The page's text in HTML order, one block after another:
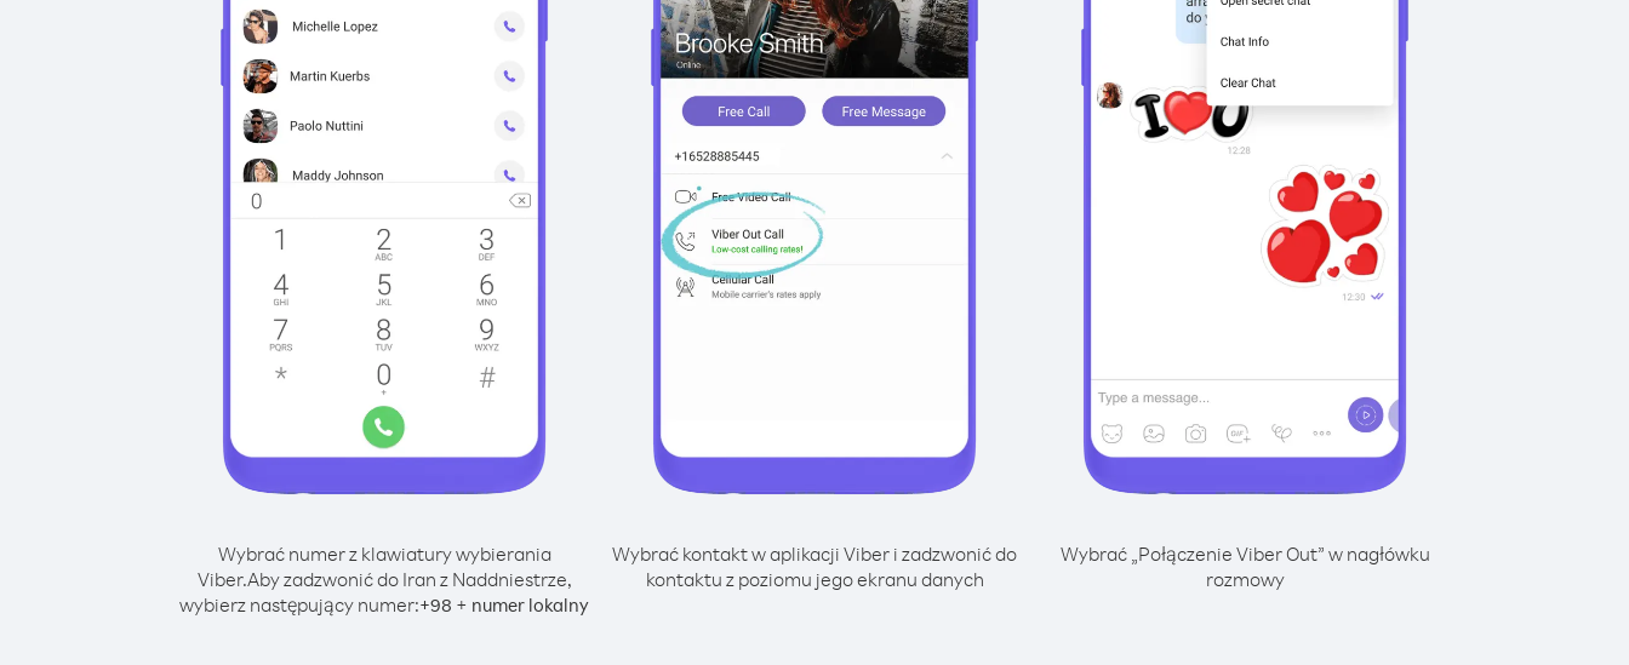
Wybrać numer z klawiatury wybierania
Viber.Aby zadzwonić do Iran z Naddniestrze,
wybierz następujący numer:+98 + numer lokalny
Wybrać kontakt w aplikacji Viber i zadzwonić do
kontaktu z poziomu jego ekranu danych
Wybrać „Połączenie Viber Out” w nagłówku
rozmowy